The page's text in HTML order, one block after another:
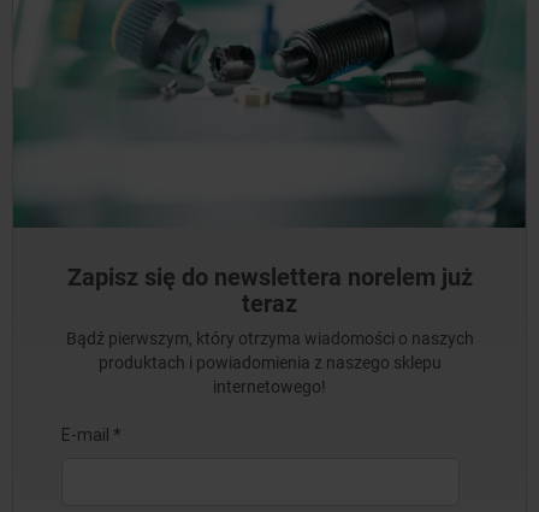
Zapisz się do newslettera norelem już
teraz
Bądź pierwszym, który otrzyma wiadomości o naszych
produktach i powiadomienia z naszego sklepu
internetowego!